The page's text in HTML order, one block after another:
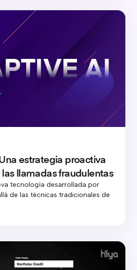
estrategia proactiva
llamadas fraudulentas
tecnología desarrollada por
de las técnicas tradicionales de